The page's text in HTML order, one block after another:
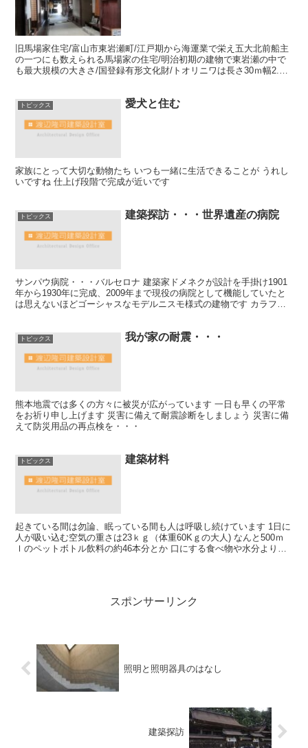
旧馬場家住宅/富山市東岩瀬町/江戸期から海運業で栄え五大北前船主
の一つにも数えられる馬場家の住宅/明治初期の建物で東岩瀬の中で
も最大規模の大きさ/国登録有形文化財/トオリニワは長さ30ｍ幅2.7
トピックス 愛犬と住む
家族にとって大切な動物たち いつも一緒に生活できることが うれし
いですね 仕上げ段階で完成が近いです
トピックス 建築探訪・・・世界遺産の病院
サンパウ病院・・・バルセロナ 建築家ドメネクが設計を手掛け1901
年から1930年に完成、2009年まで現役の病院として機能していたと
は思えないほどゴーシャスなモデルニスモ様式の建物です カラフル
トピックス 我が家の耐震・・・
熊本地震では多くの方々に被災が広がっています 一日も早くの平常
をお祈り申し上げます 災害に備えて耐震診断をしましょう 災害に備
えて防災用品の再点検を・・・
トピックス 建築材料
起きている間は勿論、眠っている間も人は呼吸し続けています 1日に
人が吸い込む空気の重さは23ｋｇ（体重60Kｇの大人) なんと500ｍ
ｌのペットボトル飲料の約46本分とか 口にする食べ物や水分よりも
スポンサーリンク
照明と照明器具のはなし
建築探訪